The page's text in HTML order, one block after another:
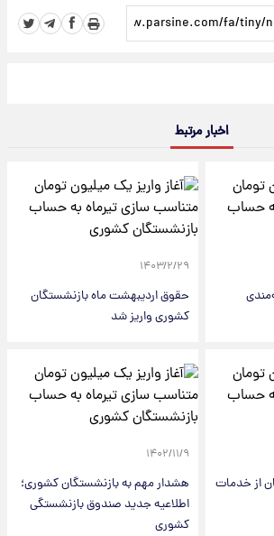
اخبار مرتبط
۱۴۰۳/۲/۲۹
حقوق اردیبهشت ماه بازنشستگان
کشوری واریز شد
از خدمات
۱۴۰۲/۱۱/۹
هشدار مهم به بازنشستگان کشوری؛
اطلاعیه جدید صندوق بازنشستگی
کشوری